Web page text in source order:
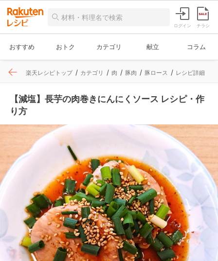
ログイン チラシ
おすすめ おトク カテゴリ 献立 コラム
楽天レシピトップ カテゴリ 肉 豚肉 豚ロース レシピ詳細
【減塩】長芋の肉巻きにんにくソース レシピ・作
り方